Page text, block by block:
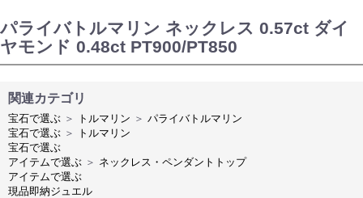
パライバトルマリン ネックレス 0.57ct ダイ
ヤモンド 0.48ct PT900/PT850
関連カテゴリ
宝石で選ぶ ＞ トルマリン ＞ パライバトルマリン
宝石で選ぶ ＞
トルマリン
宝石で選ぶ
アイテムで選ぶ ＞ ネックレス・ペンダントトップ
アイテムで選ぶ
現品即納ジュエル